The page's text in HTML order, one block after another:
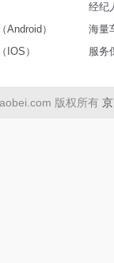
）
IOS）
经纪
海量
服务
版权所有